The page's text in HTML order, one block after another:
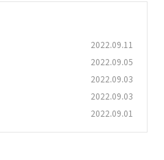
2022.09.11
2022.09.05
2022.09.03
2022.09.03
2022.09.01